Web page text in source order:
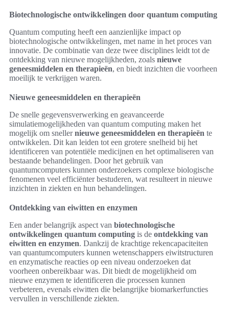
Biotechnologische ontwikkelingen door quantum computing
Quantum computing heeft een aanzienlijke impact op
biotechnologische ontwikkelingen, met name in het proces van
innovatie. De combinatie van deze twee disciplines leidt tot de
ontdekking van nieuwe mogelijkheden, zoals nieuwe
geneesmiddelen en therapieën, en biedt inzichten die voorheen
moeilijk te verkrijgen waren.
Nieuwe geneesmiddelen en therapieën
De snelle gegevensverwerking en geavanceerde
simulatiemogelijkheden van quantum computing maken het
mogelijk om snellernieuwe geneesmiddelen en therapieën te
ontwikkelen. Dit kan leiden tot een grotere snelheid bij het
identificeren van potentiële medicijnen en het optimaliseren van
bestaande behandelingen. Door het gebruik van
quantumcomputers kunnen onderzoekers complexe biologische
fenomenen veel efficiënter bestuderen, wat resulteert in nieuwe
inzichten in ziekten en hun behandelingen.
Ontdekking van eiwitten en enzymen
Een ander belangrijk aspect van biotechnologische
ontwikkelingen quantum computing is de ontdekking van
eiwitten en enzymen. Dankzij de krachtige rekencapaciteiten
van quantumcomputers kunnen wetenschappers eiwitstructuren
en enzymatische reacties op een niveau onderzoeken dat
voorheen onbereikbaar was. Dit biedt de mogelijkheid om
nieuwe enzymen te identificeren die processen kunnen
verbeteren, evenals eiwitten die belangrijke biomarkerfuncties
vervullen in verschillende ziekten.